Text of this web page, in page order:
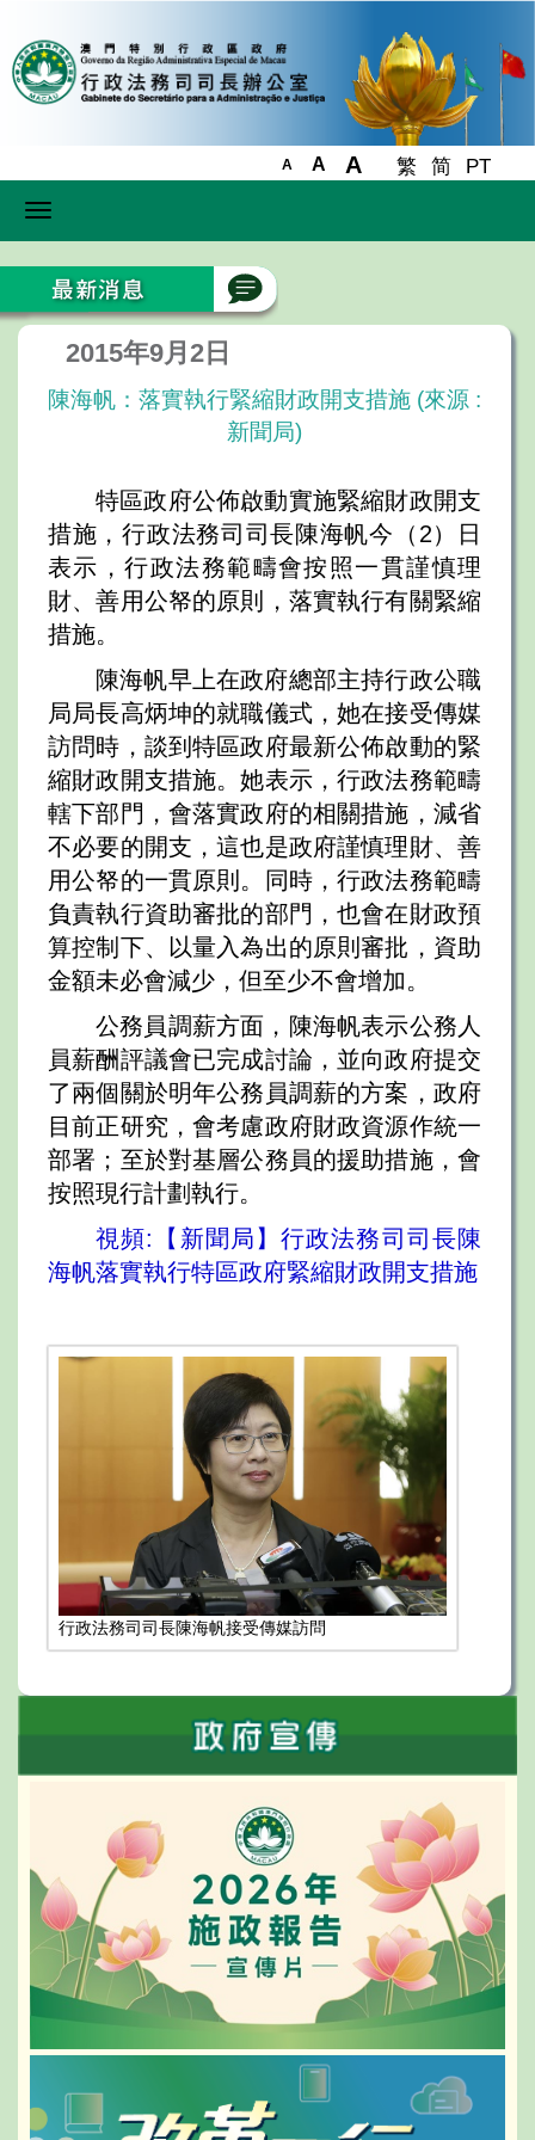
A A A 繁 简 PT
Toggle
2015年9月2日
陳海帆：落實執行緊縮財政開支措施 (來源 :
新聞局)
特區政府公佈啟動實施緊縮財政開支
措施，行政法務司司長陳海帆今（2）日
表示，行政法務範疇會按照一貫謹慎理
財、善用公帑的原則，落實執行有關緊縮
措施。
陳海帆早上在政府總部主持行政公職
局局長高炳坤的就職儀式，她在接受傳媒
訪問時，談到特區政府最新公佈啟動的緊
縮財政開支措施。她表示，行政法務範疇
轄下部門，會落實政府的相關措施，減省
不必要的開支，這也是政府謹慎理財、善
用公帑的一貫原則。同時，行政法務範疇
負責執行資助審批的部門，也會在財政預
算控制下、以量入為出的原則審批，資助
金額未必會減少，但至少不會增加。
公務員調薪方面，陳海帆表示公務人
員薪酬評議會已完成討論，並向政府提交
了兩個關於明年公務員調薪的方案，政府
目前正研究，會考慮政府財政資源作統一
部署；至於對基層公務員的援助措施，會
按照現行計劃執行。
視頻:【新聞局】行政法務司司長陳
海帆落實執行特區政府緊縮財政開支措施
行政法務司司長陳海帆接受傳媒訪問